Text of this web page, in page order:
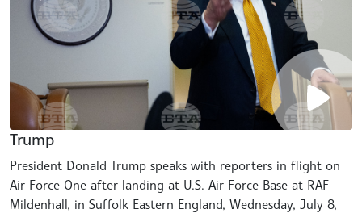
Trump
President Donald Trump speaks with reporters in flight on
Air Force One after landing at U.S. Air Force Base at RAF
Mildenhall, in Suffolk Eastern England, Wednesday, July 8,